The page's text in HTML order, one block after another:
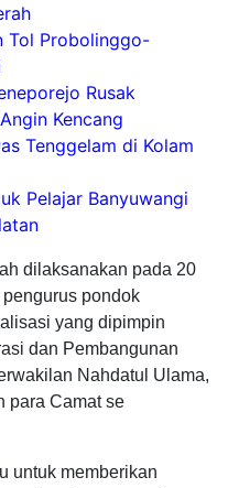
Tol Probolinggo-
Rusak
Kencang
Tenggelam di Kolam
Pelajar Banyuwangi
dilaksanakan pada 20
pondok
yang dipimpin
dan Pembangunan
Nahdatul Ulama,
para Camat se
untuk memberikan